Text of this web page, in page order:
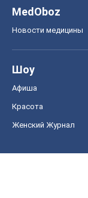
MedOboz
Новости медицины
Шоу
Афиша
Красота
Женский Журнал